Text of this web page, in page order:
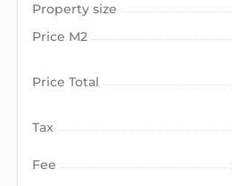
Property size
Price M2
Price Total
Tax
Fee